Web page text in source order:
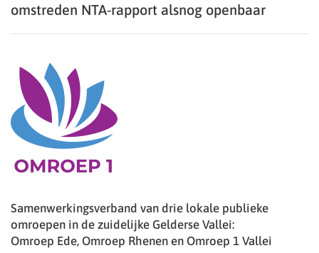
omstreden NTA-rapport alsnog openbaar
Samenwerkingsverband van drie lokale publieke
omroepen in de zuidelijke Gelderse Vallei:
Omroep Ede, Omroep Rhenen en Omroep 1 Vallei